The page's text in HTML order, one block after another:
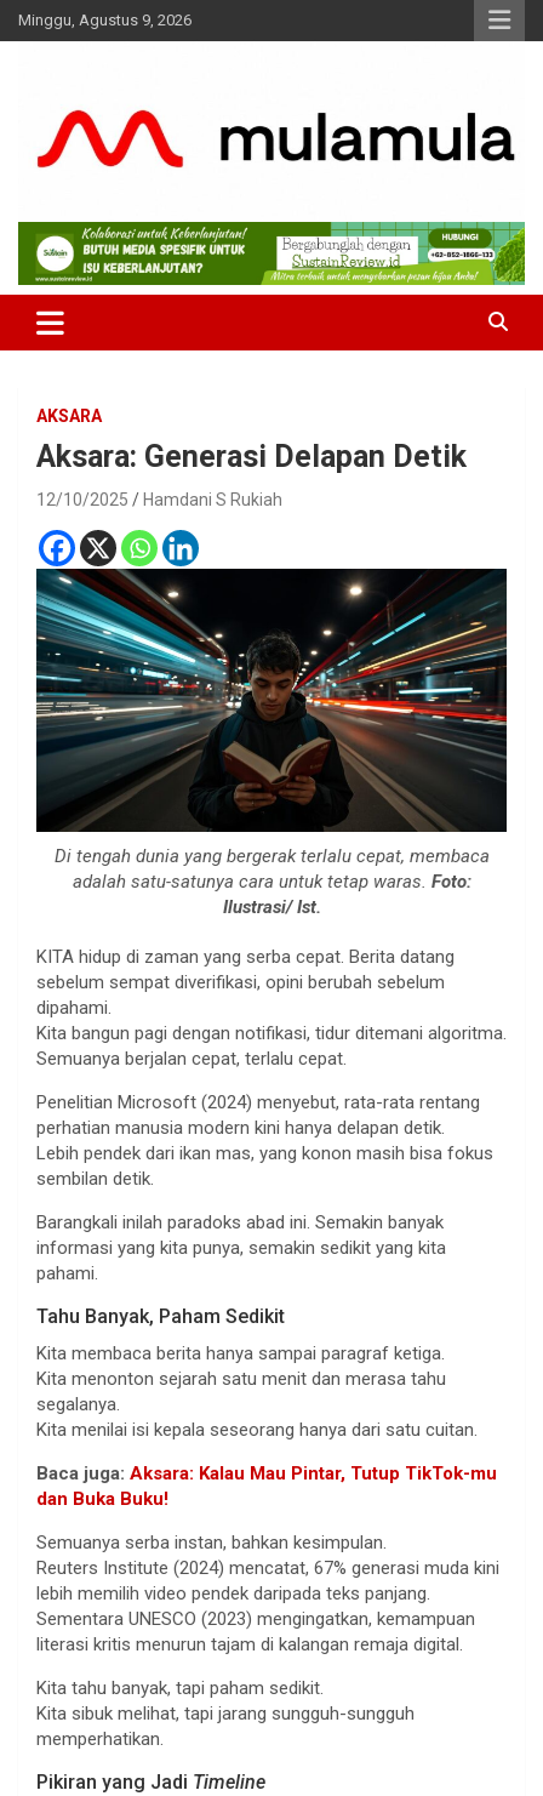
Skip
to
Minggu, Agustus 9, 2026
MulaMula
Medianya para Gen Z
AKSARA
Aksara: Generasi Delapan Detik
12/10/2025 Hamdani S Rukiah
Di tengah dunia yang bergerak terlalu cepat, membaca
adalah satu-satunya cara untuk tetap waras. Foto:
Ilustrasi/ Ist.
KITA hidup di zaman yang serba cepat. Berita datang
sebelum sempat diverifikasi, opini berubah sebelum
dipahami.
Kita bangun pagi dengan notifikasi, tidur ditemani algoritma.
Semuanya berjalan cepat, terlalu cepat.
Penelitian Microsoft (2024) menyebut, rata-rata rentang
perhatian manusia modern kini hanya delapan detik.
Lebih pendek dari ikan mas, yang konon masih bisa fokus
sembilan detik.
Barangkali inilah paradoks abad ini. Semakin banyak
informasi yang kita punya, semakin sedikit yang kita
pahami.
Tahu Banyak, Paham Sedikit
Kita membaca berita hanya sampai paragraf ketiga.
Kita menonton sejarah satu menit dan merasa tahu
segalanya.
Kita menilai isi kepala seseorang hanya dari satu cuitan.
Baca juga: Aksara: Kalau Mau Pintar, Tutup TikTok-mu
dan Buka Buku!
Semuanya serba instan, bahkan kesimpulan.
Reuters Institute (2024) mencatat, 67% generasi muda kini
lebih memilih video pendek daripada teks panjang.
Sementara UNESCO (2023) mengingatkan, kemampuan
literasi kritis menurun tajam di kalangan remaja digital.
Kita tahu banyak, tapi paham sedikit.
Kita sibuk melihat, tapi jarang sungguh-sungguh
memperhatikan.
Pikiran yang Jadi Timeline